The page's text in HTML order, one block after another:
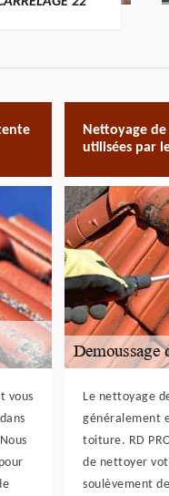
vous
Nettoyage
utilisées par
Le nettoyage
généralement
toiture. RD
de nettoyer
soulèvement